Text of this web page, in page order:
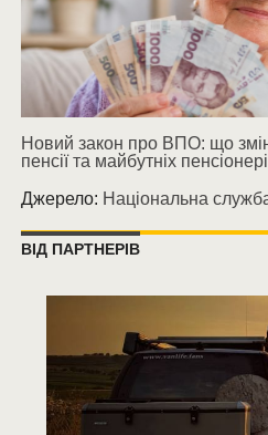
Новий закон про ВПО: що
пенсії та майбутніх
Джерело: Національна
ВІД ПАРТНЕРІВ